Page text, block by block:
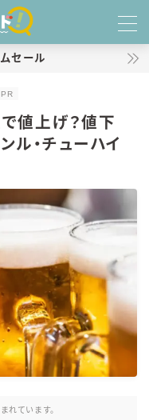
セール
PR
値上げ？値下
ル・チューハイ
れています。